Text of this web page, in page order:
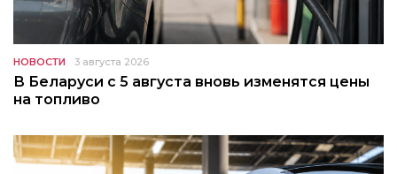
НОВОСТИ 3 августа 2026
В Беларуси с 5 августа вновь изменятся цены
на топливо